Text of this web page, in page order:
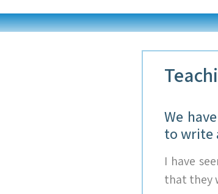
We
to write
I have
that they